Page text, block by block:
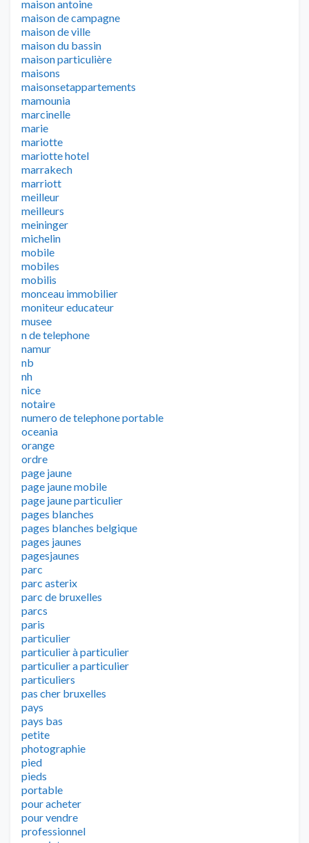
maison antoine
maison de campagne
maison de ville
maison du bassin
maison particulière
maisons
maisonsetappartements
mamounia
marcinelle
marie
mariotte
mariotte hotel
marrakech
marriott
meilleur
meilleurs
meininger
michelin
mobile
mobiles
mobilis
monceau immobilier
moniteur educateur
musee
n de telephone
namur
nb
nh
nice
notaire
numero de telephone portable
oceania
orange
ordre
page jaune
page jaune mobile
page jaune particulier
pages blanches
pages blanches belgique
pages jaunes
pagesjaunes
parc
parc asterix
parc de bruxelles
parcs
paris
particulier
particulier à particulier
particulier a particulier
particuliers
pas cher bruxelles
pays
pays bas
petite
photographie
pied
pieds
portable
pour acheter
pour vendre
professionnel